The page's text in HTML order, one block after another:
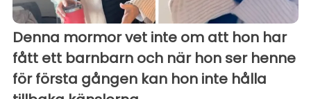
Denna mormor vet inte om att hon har
fått ett barnbarn och när hon ser henne
för första gången kan hon inte hålla